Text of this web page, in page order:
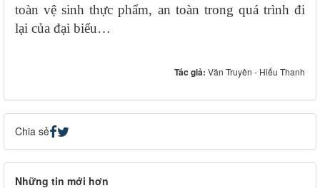
toàn vệ sinh thực phẩm, an toàn trong quá trình đi
lại của đại biểu…
Tác giả: Văn Truyên - Hiếu Thanh
Chia sẻ
Những tin mới hơn